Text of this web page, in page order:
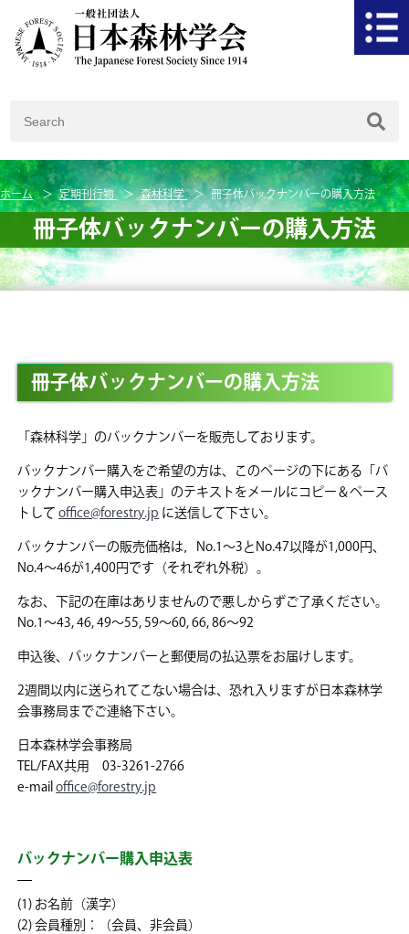
ホーム 定期刊行物 森林科学 冊子体バックナンバーの購入方法
冊子体バックナンバーの購入方法
冊子体バックナンバーの購入方法
「森林科学」のバックナンバーを販売しております。
バックナンバー購入をご希望の方は、このページの下にある「バ
ックナンバー購入申込表」のテキストをメールにコピー＆ペース
トしてoffice@forestry.jp に送信して下さい。
バックナンバーの販売価格は，No.1～3とNo.47以降が1,000円、
No.4～46が1,400円です（それぞれ外税）。
なお、下記の在庫はありませんので悪しからずご了承ください。
No.1～43, 46, 49～55, 59～60, 66, 86～92
申込後、バックナンバーと郵便局の払込票をお届けします。
2週間以内に送られてこない場合は、恐れ入りますが日本森林学
会事務局までご連絡下さい。
日本森林学会事務局
TEL/FAX共用 03-3261-2766
e-mailoffice@forestry.jp
バックナンバー購入申込表
(1) お名前（漢字）
(2) 会員種別：（会員、非会員）